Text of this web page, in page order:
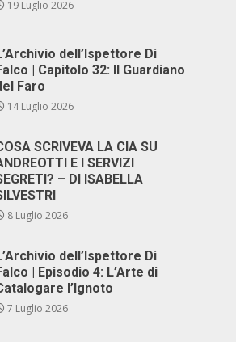
19 Luglio 2026
dell’Ispettore Di
| Capitolo 32: Il Guardiano
Faro
14 Luglio 2026
SCRIVEVA LA CIA SU
E I SERVIZI
– DI ISABELLA
8 Luglio 2026
dell’Ispettore Di
| Episodio 4: L’Arte di
l’Ignoto
7 Luglio 2026